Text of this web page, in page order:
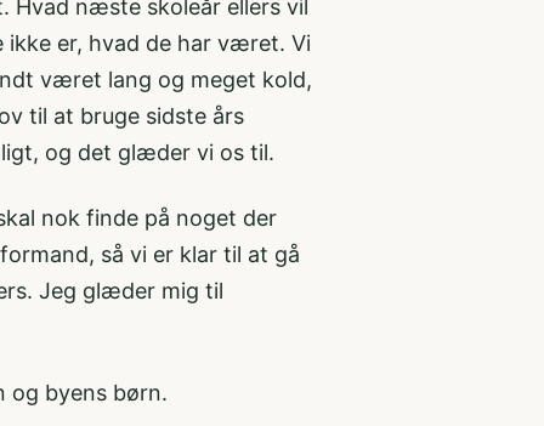
Hvad næste skoleår ellers vil
ikke er, hvad de har været. Vi
været lang og meget kold,
til at bruge sidste års
og det glæder vi os til.
nok finde på noget der
så vi er klar til at gå
Jeg glæder mig til
og byens børn.